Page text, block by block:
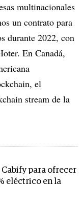
multinacionales
un contrato para
durante 2022, con
En Canadá,
el
stream de la
para ofrecer
eléctrico en la